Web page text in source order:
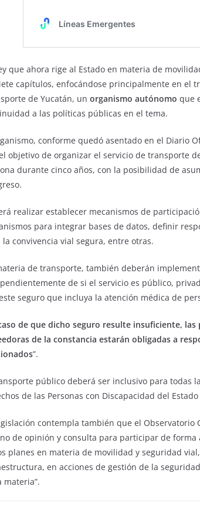
que ahora rige al Estado en materia de
capítulos, enfocándose principalmente en el
de Yucatán, un organismo autónomo que
a las políticas públicas en el tema.
conforme quedó asentado en el Diario
objetivo de organizar el servicio de transporte
durante cinco años, con la posibilidad de
realizar establecer mecanismos de
para integrar bases de datos, definir
la convivencia vial segura, entre otras.
de transporte, también deberán
de si el servicio es público,
seguro que incluya la atención médica de
de que dicho seguro resulte insuficiente,
de la constancia estarán obligadas a
”.
público deberá ser inclusivo para todas
de las Personas con Discapacidad del
contempla también que el
de opinión y consulta para participar de
planes en materia de movilidad y seguridad
en acciones de gestión de la
materia”.